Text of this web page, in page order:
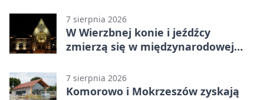
7 sierpnia 2026
W Wierzbnej konie i jeźdźcy
zmierzą się w międzynarodowej
7 sierpnia 2026
Komorowo i Mokrzeszów zyskają